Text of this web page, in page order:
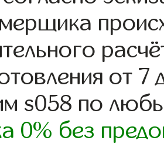
от 7
s058 по
0% без